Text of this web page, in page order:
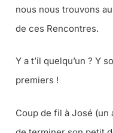
nous nous trouvons
de ces Rencontres.
Y a t’il quelqu’un ? Y
premiers !
Coup de fil à José